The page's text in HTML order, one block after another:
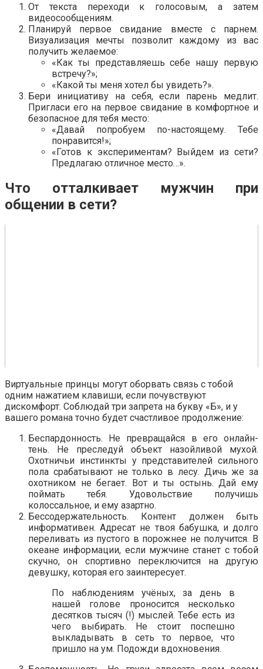
От текста переходи к голосовым, а затем
видеосообщениям.
Планируй первое свидание вместе с парнем.
Визуализация мечты позволит каждому из вас
получить желаемое:
«Как ты представляешь себе нашу первую
встречу?»;
«Какой ты меня хотел бы увидеть?».
Бери инициативу на себя, если парень медлит.
Пригласи его на первое свидание в комфортное и
безопасное для тебя место:
«Давай попробуем по-настоящему. Тебе
понравится!»;
«Готов к экспериментам? Выйдем из сети?
Предлагаю отличное место…».
Что отталкивает мужчин при
общении в сети?
Виртуальные принцы могут оборвать связь с тобой
одним нажатием клавиши, если почувствуют
дискомфорт. Соблюдай три запрета на букву «Б», и у
вашего романа точно будет счастливое продолжение:
Беспардонность. Не превращайся в его онлайн-
тень. Не преследуй объект назойливой мухой.
Охотничьи инстинкты у представителей сильного
пола срабатывают не только в лесу. Дичь же за
охотником не бегает. Вот и ты остынь. Дай ему
поймать тебя. Удовольствие получишь
колоссальное, и ему азартно.
Бессодержательность. Контент должен быть
информативен. Адресат не твоя бабушка, и долго
переливать из пустого в порожнее не получится. В
океане информации, если мужчине станет с тобой
скучно, он спортивно переключится на другую
девушку, которая его заинтересует.
По наблюдениям учёных, за день в
нашей голове проносится несколько
десятков тысяч (!) мыслей. Тебе есть из
чего выбирать. Не стоит поспешно
выкладывать в сеть то первое, что
пришло на ум. Подожди вдохновения.